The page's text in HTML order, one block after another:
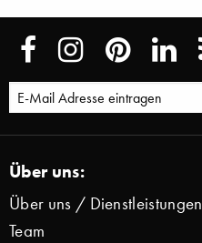
Über uns:
Über uns / Dienstleistungen
Team